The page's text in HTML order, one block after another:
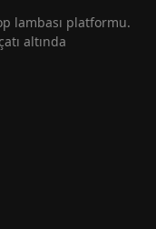
lambası platformu.
altında